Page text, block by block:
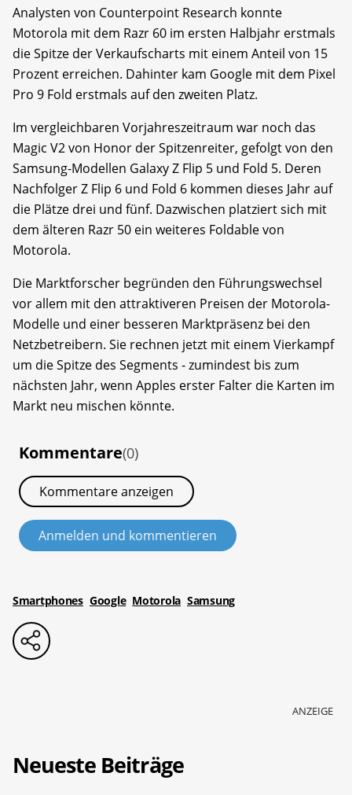
Analysten von Counterpoint Research konnte
Motorola mit dem Razr 60 im ersten Halbjahr erstmals
die Spitze der Verkaufscharts mit einem Anteil von 15
Prozent erreichen. Dahinter kam Google mit dem Pixel
Pro 9 Fold erstmals auf den zweiten Platz.
Im vergleichbaren Vorjahreszeitraum war noch das
Magic V2 von Honor der Spitzenreiter, gefolgt von den
Samsung-Modellen Galaxy Z Flip 5 und Fold 5. Deren
Nachfolger Z Flip 6 und Fold 6 kommen dieses Jahr auf
die Plätze drei und fünf. Dazwischen platziert sich mit
dem älteren Razr 50 ein weiteres Foldable von
Motorola.
Die Marktforscher begründen den Führungswechsel
vor allem mit den attraktiveren Preisen der Motorola-
Modelle und einer besseren Marktpräsenz bei den
Netzbetreibern. Sie rechnen jetzt mit einem Vierkampf
um die Spitze des Segments - zumindest bis zum
nächsten Jahr, wenn Apples erster Falter die Karten im
Markt neu mischen könnte.
Kommentare(0)
Kommentare anzeigen
Anmelden und kommentieren
Smartphones Google Motorola Samsung
ANZEIGE
Neueste Beiträge